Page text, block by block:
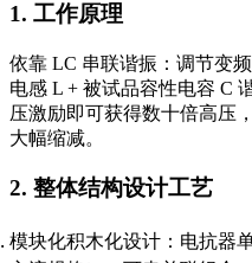
1. 工作原理
依靠 LC 串联谐振：调节变
电感 L + 被试品容性电容 C
压激励即可获得数十倍高压
大幅缩减。
2. 整体结构设计工艺
模块化积木化设计：电抗器